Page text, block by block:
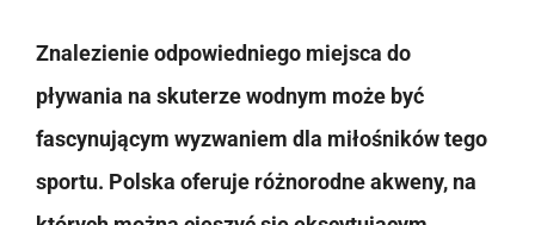
Znalezienie odpowiedniego miejsca do
pływania na skuterze wodnym może być
fascynującym wyzwaniem dla miłośników tego
sportu. Polska oferuje różnorodne akweny, na